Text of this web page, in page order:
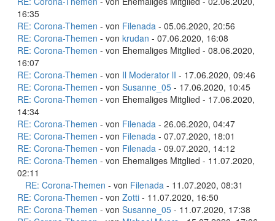
16:35
RE: Corona-Themen - von Filenada - 05.06.2020, 20:56
RE: Corona-Themen - von krudan - 07.06.2020, 16:08
RE: Corona-Themen - von Ehemaliges Mitglied - 08.06.2020,
16:07
RE: Corona-Themen - von Il Moderator lI - 17.06.2020, 09:46
RE: Corona-Themen - von Susanne_05 - 17.06.2020, 10:45
RE: Corona-Themen - von Ehemaliges Mitglied - 17.06.2020,
14:34
RE: Corona-Themen - von Filenada - 26.06.2020, 04:47
RE: Corona-Themen - von Filenada - 07.07.2020, 18:01
RE: Corona-Themen - von Filenada - 09.07.2020, 14:12
RE: Corona-Themen - von Ehemaliges Mitglied - 11.07.2020,
02:11
RE: Corona-Themen - von Filenada - 11.07.2020, 08:31
RE: Corona-Themen - von Zotti - 11.07.2020, 16:50
RE: Corona-Themen - von Susanne_05 - 11.07.2020, 17:38